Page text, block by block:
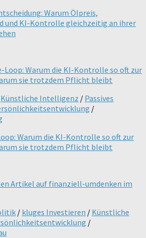
Warum Ölpreis,
und KI-Kontrolle gleichzeitig an ihrer
Künstliche Intelligenz / Passives
/
Warum die KI-Kontrolle so oft zur
sie trotzdem Pflicht bleibt
/ kluges Investieren / Künstliche
/